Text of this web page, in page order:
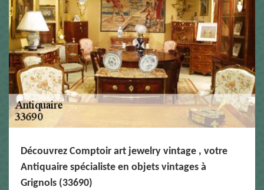
Découvrez Comptoir art jewelry vintage , votre
Antiquaire spécialiste en objets vintages à
Grignols (33690)